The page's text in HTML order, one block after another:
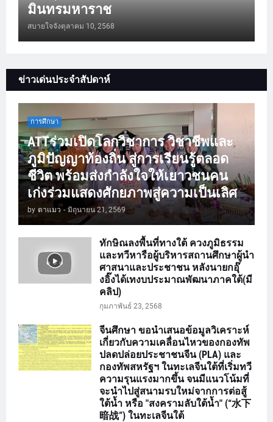
มินทรมหาราช
สบายใจจังตุลาคม 10, 2568
ข่าวเด่นประจำสัปดาห์
การศึกษา
ATTร่วมเปิดโลกวิชาการ วิชาชีพและ
ภูมิปัญญาท้องถิ่น สู่การเรียนรู้ตลอด
ชีวิต พร้อมส่งกำลังใจให้เยาวชนคน
เก่งร่วมแสดงศักยภาพสู่ความเป็นเลิศ
by ตาแมว - มิถุนายน 21, 2569
ทักษิณลงพื้นที่ทางใต้ ควงภูมิธรรม
และทวีหารือผู้บริหารสถานศึกษาผู้นำ
ศาสนาและประชาชน หลังนายกอุ๊
งอิ๊งได้เทงบประมาณพัฒนาภาคใต้(มี
คลิป)
กุมภาพันธ์ 23, 2568
จีนศึกษา ขอนำเสนอข้อมูลวิเคราะห์
เกี่ยวกับความเคลื่อนไหวของกองทัพ
ปลดปล่อยประชาชนจีน (PLA) และ
กองทัพสหรัฐฯ ในทะเลจีนใต้ที่เริ่มทวี
ความรุนแรงมากขึ้น จนมีแนวโน้มที่
จะนำไปสู่สนามรบใหม่จากการต่อสู้
ใต้น้ำ หรือ "สงครามลับใต้น้ำ" (“水下
暗战”) ในทะเลจีนใต้